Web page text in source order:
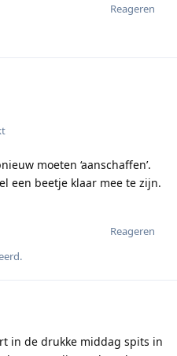
Reageren
moeten ‘aanschaffen’.
een beetje klaar mee te zijn.
Reageren
.
in de drukke middag spits in